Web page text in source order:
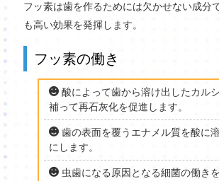
フッ素は歯を作るためには欠かせない成分
も高い効果を発揮します。
フッ素の働き
酸によって歯から溶け出したカル
補って再石灰化を促進します。
歯の表面を覆うエナメル質を酸に
にします。
虫歯になる原因となる細菌の働き